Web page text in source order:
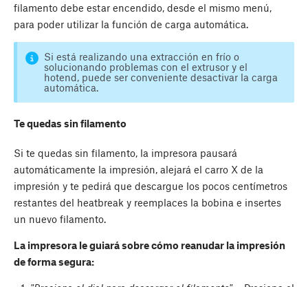
filamento debe estar encendido, desde el mismo menú,
para poder utilizar la función de carga automática.
Si está realizando una extracción en frío o
solucionando problemas con el extrusor y el
hotend, puede ser conveniente desactivar la carga
automática.
Te quedas sin filamento
Si te quedas sin filamento, la impresora pausará
automáticamente la impresión, alejará el carro X de la
impresión y te pedirá que descargue los pocos centímetros
restantes del heatbreak y reemplaces la bobina e insertes
un nuevo filamento.
La impresora le guiará sobre cómo reanudar la impresión
de forma segura: